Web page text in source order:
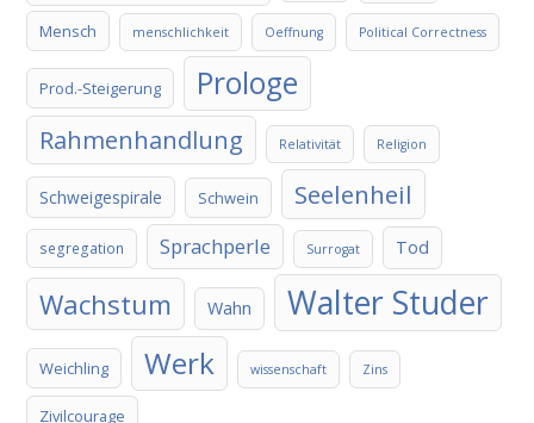
Mensch menschlichkeit Oeffnung Political Correctness
Prod.-Steigerung Prologe
Rahmenhandlung Relativität Religion
Schweigespirale Schwein Seelenheil
segregation Sprachperle Surrogat Tod
Wachstum Wahn Walter Studer
Weichling Werk wissenschaft Zins
Zivilcourage